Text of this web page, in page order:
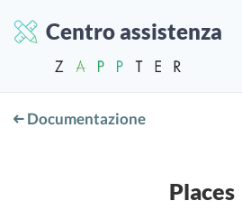
Centro assistenza
Documentazione
Places